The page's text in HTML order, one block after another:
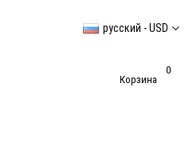
русский - USD
Корзина
0